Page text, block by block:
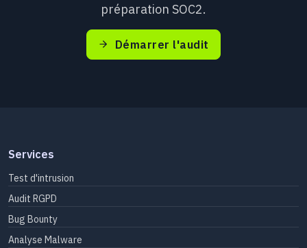
préparation SOC2.
Démarrer l'audit
Services
Test d'intrusion
Audit RGPD
Bug Bounty
Analyse Malware